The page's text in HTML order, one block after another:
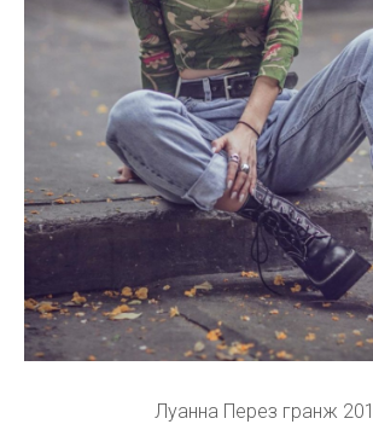
Луанна Перез гранж